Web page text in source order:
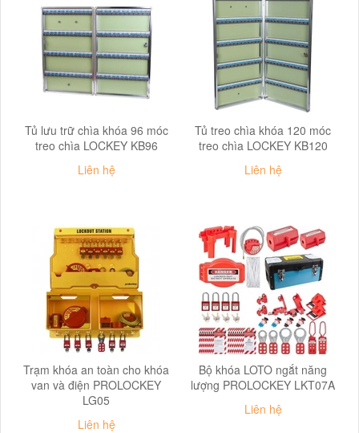
Tủ lưu trữ chìa khóa 96 móc
treo chìa LOCKEY KB96
Liên hệ
Tủ treo chìa khóa 120 móc
treo chìa LOCKEY KB120
Liên hệ
Trạm khóa an toàn cho khóa
van và điện PROLOCKEY
LG05
Liên hệ
Bộ khóa LOTO ngắt năng
lượng PROLOCKEY LKT07A
Liên hệ